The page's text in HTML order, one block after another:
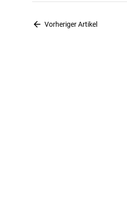
arrow_back Vorheriger Artikel